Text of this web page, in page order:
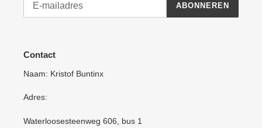
ABONNEREN
Contact
Naam: Kristof Buntinx
Adres:
Waterloosesteenweg 606, bus 1